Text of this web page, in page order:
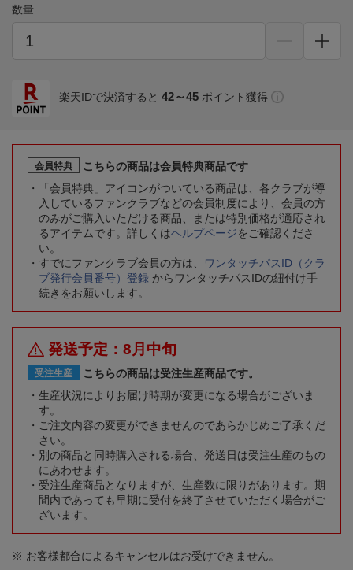
数量
楽天IDで決済すると 42～45 ポイント獲得
会員特典
こちらの商品は会員特典商品です
「会員特典」アイコンがついている商品は、各クラブが導
入しているファンクラブなどの会員制度により、会員の方
のみがご購入いただける商品、または特別価格が適応され
るアイテムです。詳しくはヘルプページをご確認くださ
い。
すでにファンクラブ会員の方は、
ワンタッチパスID（クラ
ブ発行会員番号）登録 からワンタッチパスIDの紐付け手
続きをお願いします。
発送予定：8月中旬
受注生産
こちらの商品は受注生産商品です。
生産状況によりお届け時期が変更になる場合がございま
す。
ご注文内容の変更ができませんのであらかじめご了承くだ
さい。
別の商品と同時購入される場合、発送日は受注生産のもの
にあわせます。
受注生産商品となりますが、生産数に限りがあります。期
間内であっても早期に受付を終了させていただく場合がご
ざいます。
※ お客様都合によるキャンセルはお受けできません。